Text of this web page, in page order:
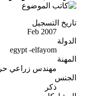
تاريخ التسجيل
Feb 2007
الدولة
egypt -elfayom
المهنة
مهندس زراعي حر
الجنس
ذكر